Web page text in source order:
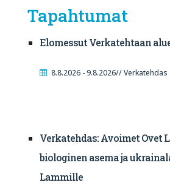
Tapahtumat
Elomessut Verkatehtaan
8.8.2026 - 9.8.2026// Verkatehdas
Verkatehdas: Avoimet Ovet
biologinen asema ja
Lammille